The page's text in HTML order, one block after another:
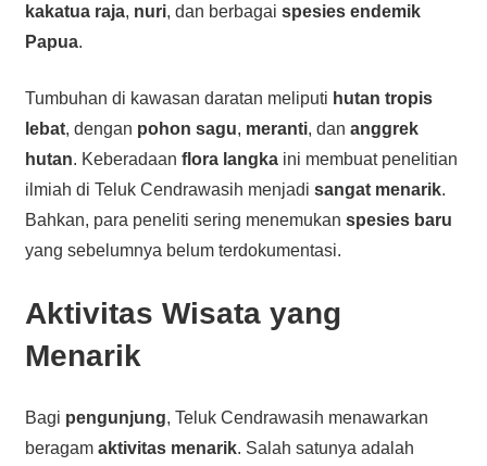
kakatua raja, nuri, dan berbagai spesies endemik
Papua.
Tumbuhan di kawasan daratan meliputi hutan tropis
lebat, dengan pohon sagu, meranti, dan anggrek
hutan. Keberadaan flora langkaini membuat penelitian
ilmiah di Teluk Cendrawasih menjadi sangat menarik.
Bahkan, para peneliti sering menemukan spesies baru
yang sebelumnya belum terdokumentasi.
Aktivitas Wisata yang
Menarik
Bagi pengunjung, Teluk Cendrawasih menawarkan
beragam aktivitas menarik. Salah satunya adalah